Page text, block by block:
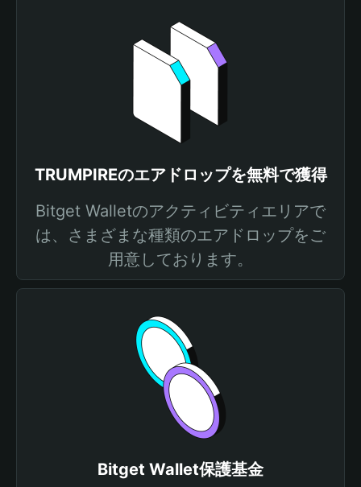
TRUMPIREのエアドロップを無料で獲得
Bitget Walletのアクティビティエリアで
は、さまざまな種類のエアドロップをご
用意しております。
Bitget Wallet保護基金